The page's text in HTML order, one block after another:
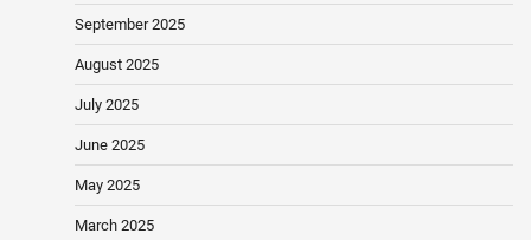
September 2025
August 2025
July 2025
June 2025
May 2025
March 2025